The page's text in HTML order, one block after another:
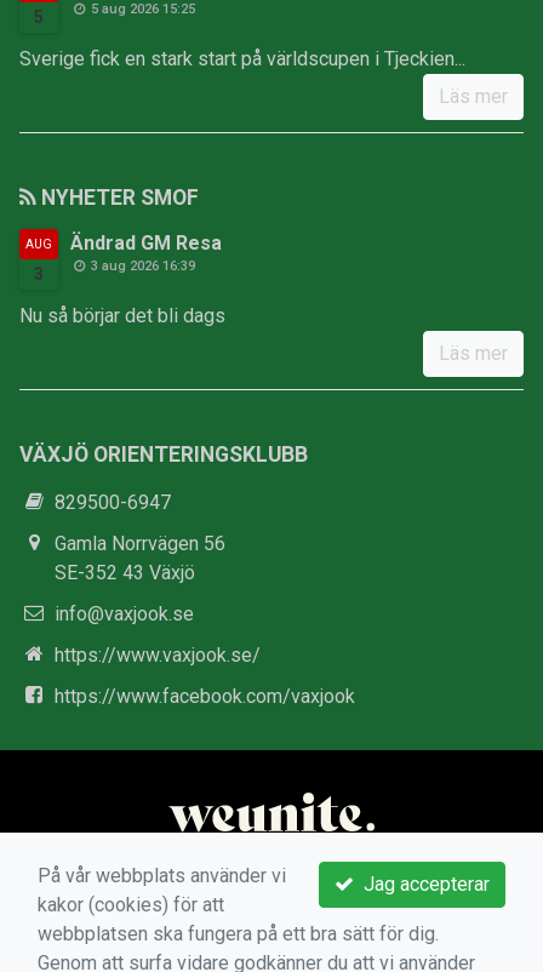
5 5 aug 2026 15:25
Sverige fick en stark start på världscupen i Tjeckien...
Läs mer
NYHETER SMOF
AUG
3
Ändrad GM Resa
3 aug 2026 16:39
Nu så börjar det bli dags
Läs mer
VÄXJÖ ORIENTERINGSKLUBB
829500-6947
Gamla Norrvägen 56
SE-352 43 Växjö
info@vaxjook.se
https://www.vaxjook.se/
https://www.facebook.com/vaxjook
Jag accepterar
På vår webbplats använder vi
kakor (cookies) för att
webbplatsen ska fungera på ett bra sätt för dig.
Genom att surfa vidare godkänner du att vi använder